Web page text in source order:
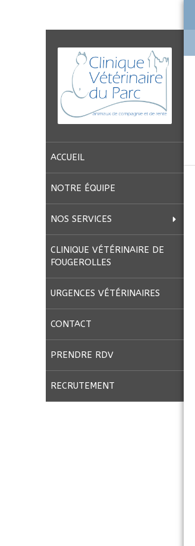
ACCUEIL
NOTRE ÉQUIPE
NOS SERVICES
CLINIQUE VÉTÉRINAIRE DE
FOUGEROLLES
URGENCES VÉTÉRINAIRES
CONTACT
PRENDRE RDV
RECRUTEMENT